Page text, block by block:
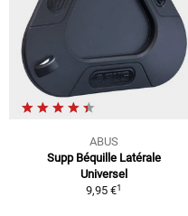
ABUS
Supp Béquille Latérale
Universel
9,95 €1